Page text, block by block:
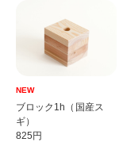
NEW
ブロック1h（国産ス
ギ）
825円